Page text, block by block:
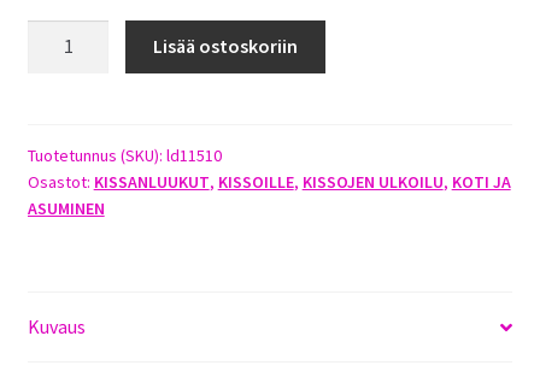
4X3M
määrä
Lisää ostoskoriin
Tuotetunnus (SKU): ld11510
Osastot: KISSANLUUKUT, KISSOILLE, KISSOJEN ULKOILU, KOTI JA
ASUMINEN
Kuvaus